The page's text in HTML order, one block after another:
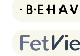
Behavio
FetView